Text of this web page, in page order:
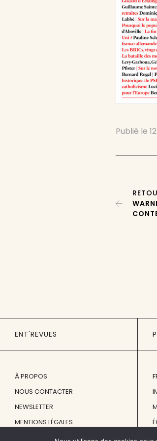
Publié le
ENT'REVUES
À PROPOS
NOUS CONTACTER
NEWSLETTER
MENTIONS LÉGALES